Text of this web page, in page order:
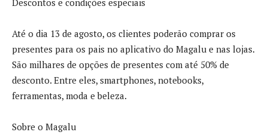
Descontos e condições especiais
Até o dia 13 de agosto, os clientes poderão comprar os
presentes para os pais no aplicativo do Magalu e nas lojas.
São milhares de opções de presentes com até 50% de
desconto. Entre eles, smartphones, notebooks,
ferramentas, moda e beleza.
Sobre o Magalu